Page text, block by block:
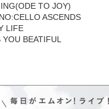
TO JOY)
ASCENDS
LIFE
BEATIFUL